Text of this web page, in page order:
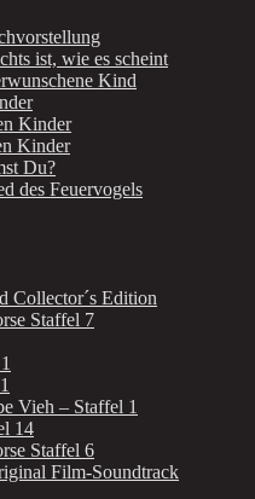
ist, wie es scheint
Kind
Kinder
Kinder
Du?
des Feuervogels
Collector´s Edition
Staffel 7
Vieh – Staffel 1
14
Staffel 6
Film-Soundtrack